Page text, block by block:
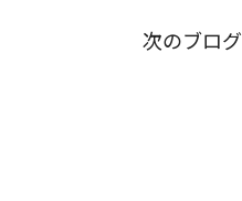
次のブログ